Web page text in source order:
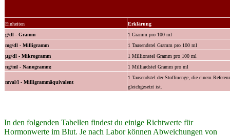
Einheiten
Erklärung
g/dl - Gramm
1 Gramm pro 100 ml
mg/dl - Milligramm
1 Tausendstel Gramm pro 100 ml
µg/dl - Mikrogramm
1 Millionstel Gramm pro 100 ml
ng/ml - Nanogramm;
1 Milliardstel Gramm pro ml
mval/l - Milligrammäquivalent
1 Tausendstel der Stoffmenge, die einem
gleichgesetzt ist.
In den folgenden Tabellen findest du einige Richtwerte für
Hormonwerte im Blut. Je nach Labor können Abweichungen von